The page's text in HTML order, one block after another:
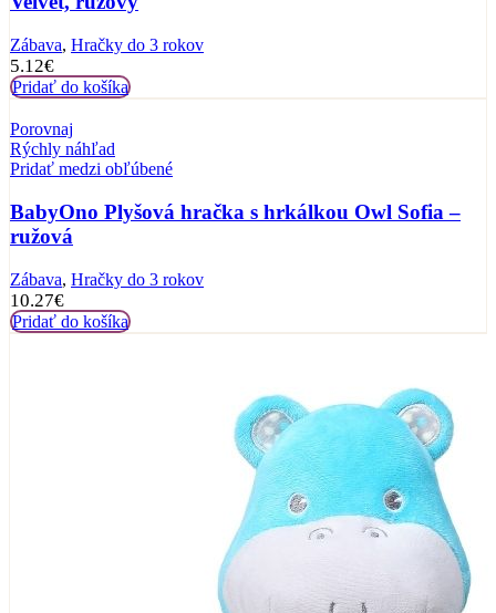
Zábava, Hračky do 3 rokov
5.12€
Pridať do košíka
Porovnaj
Rýchly náhľad
Pridať medzi obľúbené
BabyOno Plyšová hračka s hrkálkou Owl Sofia –
ružová
Zábava, Hračky do 3 rokov
10.27€
Pridať do košíka